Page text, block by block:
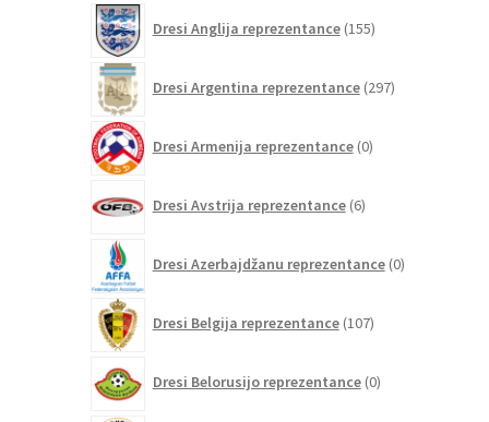
Dresi Anglija reprezentance 155izdelkov
Dresi Argentina reprezentance 297izdelkov
Dresi Armenija reprezentance 0izdelkov
Dresi Avstrija reprezentance 6izdelkov
Dresi Azerbajdžanu reprezentance 0izdelkov
Dresi Belgija reprezentance 107izdelkov
Dresi Belorusijo reprezentance 0izdelkov